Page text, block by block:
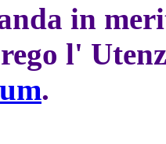
in
l'
.